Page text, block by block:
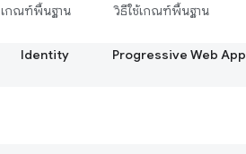
เกณฑ์พื้นฐาน วิธีใช้เกณฑ์พื้นฐาน
Identity Progressive Web App